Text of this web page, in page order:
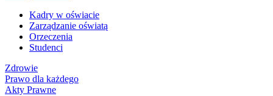
Kadry w oświacie
Zarządzanie oświatą
Orzeczenia
Studenci
Zdrowie
Prawo dla każdego
Akty Prawne